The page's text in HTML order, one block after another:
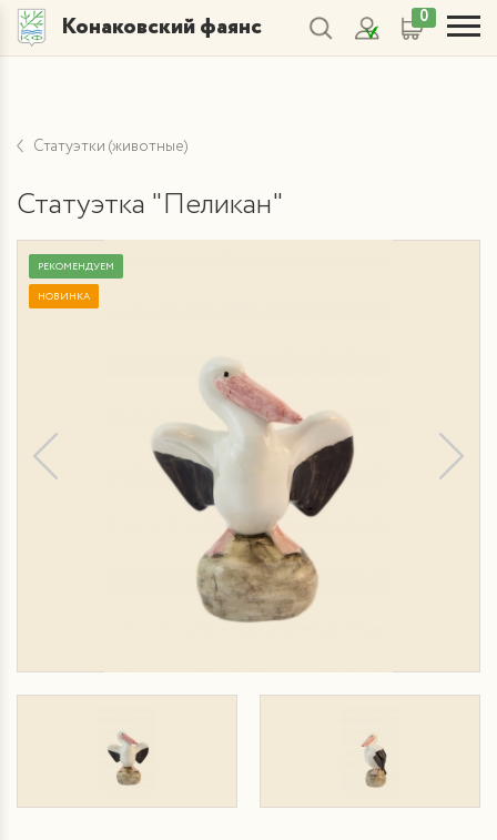
Конаковский фаянс 0
Статуэтки (животные)
Статуэтка "Пеликан"
РЕКОМЕНДУЕМ
НОВИНКА